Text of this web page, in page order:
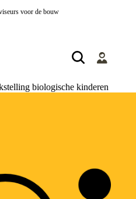
voor de bouw
biologische kinderen